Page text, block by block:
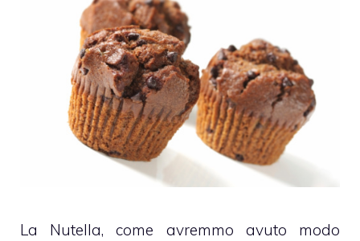
La Nutella, come avremmo avuto modo